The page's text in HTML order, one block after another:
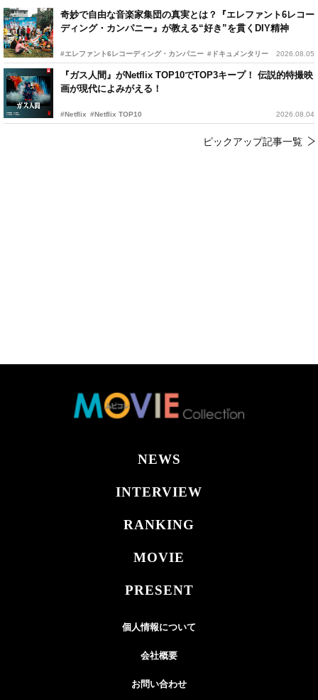
奇妙で自由な音楽家集団の真実とは？『エレファント6レコー
ディング・カンパニー』が教える“好き”を貫くDIY精神
#エレファント6レコーディング・カンパニー #ドキュメンタリー 2026.08.05
『ガス人間』がNetflix TOP10でTOP3キープ！ 伝説的特撮映
画が現代によみがえる！
#Netflix #Netflix TOP10 2026.08.04
ピックアップ記事一覧
NEWS
INTERVIEW
RANKING
MOVIE
PRESENT
個人情報について
会社概要
お問い合わせ